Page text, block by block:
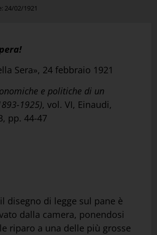
24/02/1921
Sera», 24 febbraio 1921
e politiche di un
1925), vol. VI, Einaudi,
pp. 44-47
disegno di legge sul pane è
dalla camera, ponendosi
riparo a una delle più grosse